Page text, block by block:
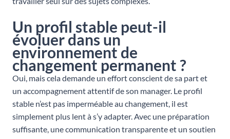
Un profil stable peut-il
évoluer dans un
environnement de
changement permanent ?
Oui, mais cela demande un effort conscient de sa part et
un accompagnement attentif de son manager. Le profil
stable n’est pas imperméable au changement, il est
simplement plus lent à s’y adapter. Avec une préparation
suffisante, une communication transparente et un soutien